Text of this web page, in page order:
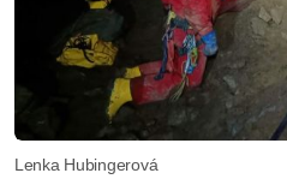
Lenka Hubingerová